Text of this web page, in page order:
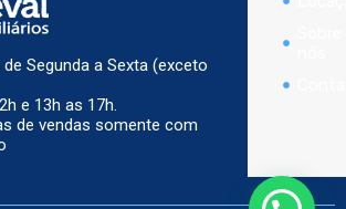
Segunda a Sexta (exceto
e 13h as 17h.
de vendas somente com